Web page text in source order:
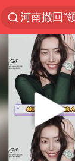
A股三大股
宇树科技
四川宜宾市